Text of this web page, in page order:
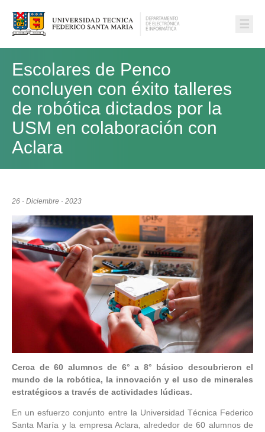
☰
Escolares de Penco
concluyen con éxito talleres
de robótica dictados por la
USM en colaboración con
Aclara
26 · Diciembre · 2023
Cerca de 60 alumnos de 6° a 8° básico descubrieron el
mundo de la robótica, la innovación y el uso de minerales
estratégicos a través de actividades lúdicas.
En un esfuerzo conjunto entre la Universidad Técnica Federico
Santa María y la empresa Aclara, alrededor de 60 alumnos de